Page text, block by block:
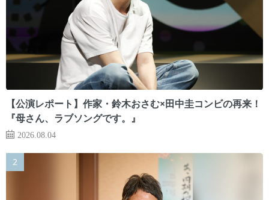
【公演レポート】作家・鈴木おさむ×田中圭コンビの再来！
『母さん、ラブソングです。』
2026.08.04